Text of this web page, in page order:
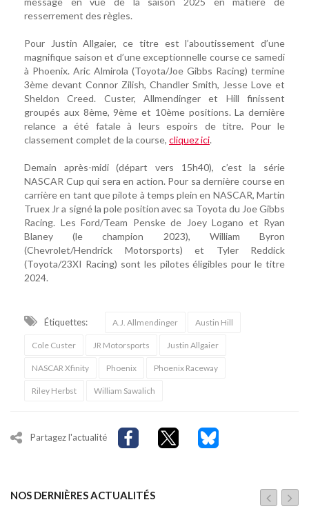
resserrement des règles.
Pour Justin Allgaier, ce titre est l’aboutissement d’une
magnifique saison et d’une exceptionnelle course ce samedi
à Phoenix. Aric Almirola (Toyota/Joe Gibbs Racing) termine
3ème devant Connor Zilish, Chandler Smith, Jesse Love et
Sheldon Creed. Custer, Allmendinger et Hill finissent
groupés aux 8ème, 9ème et 10ème positions. La dernière
relance a été fatale à leurs espoirs de titre. Pour le
classement complet de la course, cliquez ici.
Demain après-midi (départ vers 15h40), c’est la série
NASCAR Cup qui sera en action. Pour sa dernière course en
carrière en tant que pilote à temps plein en NASCAR, Martin
Truex Jr a signé la pole position avec sa Toyota du Joe Gibbs
Racing. Les Ford/Team Penske de Joey Logano et Ryan
Blaney (le champion 2023), William Byron
(Chevrolet/Hendrick Motorsports) et Tyler Reddick
(Toyota/23XI Racing) sont les pilotes éligibles pour le titre
2024.
Étiquettes: A.J. Allmendinger Austin Hill
Cole Custer JR Motorsports Justin Allgaier
NASCAR Xfinity Phoenix Phoenix Raceway
Riley Herbst William Sawalich
Partagez l'actualité
NOS DERNIÈRES ACTUALITÉS